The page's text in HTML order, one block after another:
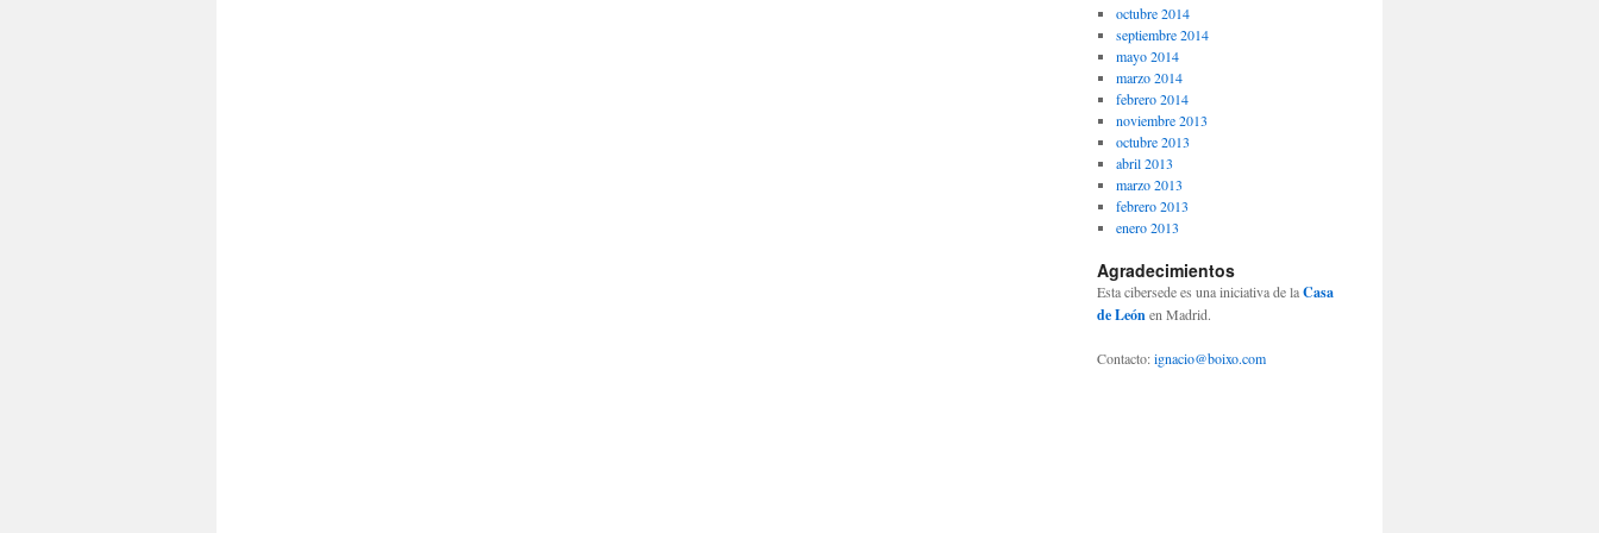
octubre 2014
septiembre 2014
mayo 2014
marzo 2014
febrero 2014
noviembre 2013
octubre 2013
abril 2013
marzo 2013
febrero 2013
enero 2013
Agradecimientos
Esta cibersede es una iniciativa de laCasa
de Leónen Madrid.
Contacto:ignacio@boixo.com